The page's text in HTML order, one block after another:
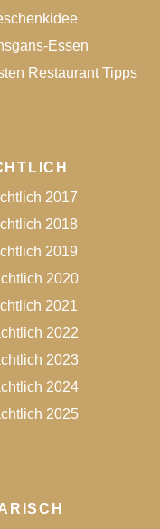
Essen
Restaurant Tipps
2017
2018
2019
2020
2021
2022
2023
2024
2025